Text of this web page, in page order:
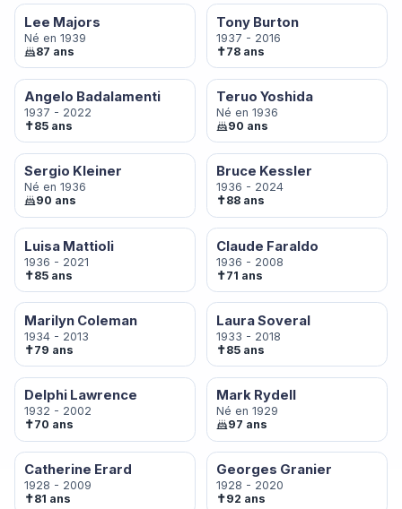
Lee Majors
Né en 1939
87 ans
Tony Burton
1937 - 2016
✝78 ans
Angelo Badalamenti
1937 - 2022
✝85 ans
Teruo Yoshida
Né en 1936
90 ans
Sergio Kleiner
Né en 1936
90 ans
Bruce Kessler
1936 - 2024
✝88 ans
Luisa Mattioli
1936 - 2021
✝85 ans
Claude Faraldo
1936 - 2008
✝71 ans
Marilyn Coleman
1934 - 2013
✝79 ans
Laura Soveral
1933 - 2018
✝85 ans
Delphi Lawrence
1932 - 2002
✝70 ans
Mark Rydell
Né en 1929
97 ans
Catherine Erard
1928 - 2009
✝81 ans
Georges Granier
1928 - 2020
✝92 ans